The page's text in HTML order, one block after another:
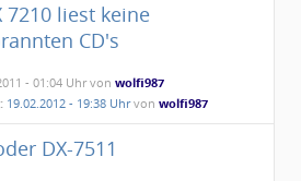
7210 liest keine
CD's
- 01:04 Uhr vonwolfi987
19.02.2012 - 19:38 Uhrvonwolfi987
DX-7511